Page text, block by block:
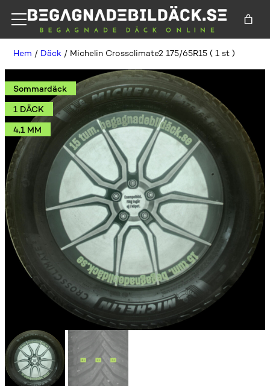
Hem / Däck / Michelin Crossclimate2 175/65R15 ( 1 st )
Sommardäck
1 DÄCK
4,1 MM